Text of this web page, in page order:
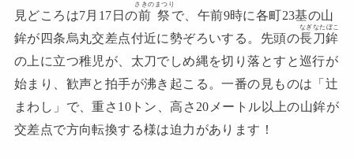
見どころは7月17日の前祭
さきのまつり
で、午前9時に各町23基の山
鉾が四条烏丸交差点付近に勢ぞろいする。先頭の長刀鉾
なぎなたぼこ
の上に立つ稚児が、太刀でしめ縄を切り落とすと巡行が
始まり、歓声と拍手が沸き起こる。一番の見ものは「辻
まわし」で、重さ10トン、高さ20メートル以上の山鉾が
交差点で方向転換する様は迫力があります！